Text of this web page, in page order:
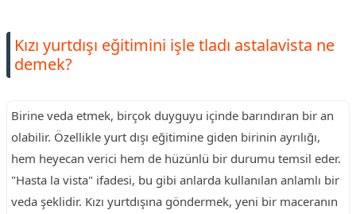
Kızı yurtdışı eğitimini işle tladı astalavista ne
demek?
Birine veda etmek, birçok duyguyu içinde barındıran bir an
olabilir. Özellikle yurt dışı eğitimine giden birinin ayrılığı,
hem heyecan verici hem de hüzünlü bir durumu temsil eder.
"Hasta la vista" ifadesi, bu gibi anlarda kullanılan anlamlı bir
veda şeklidir. Kızı yurtdışına göndermek, yeni bir maceranın